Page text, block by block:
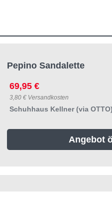
Pepino Sandalette
69,95 €
3,80 € Versandkosten
Schuhhaus Kellner (via OTTO)
Angebot